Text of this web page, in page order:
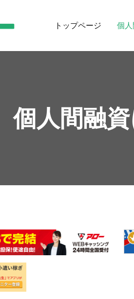
【公式】個人間融資掲示板
レンタルマネーは、個人間融資のため
トップページ 個
個人間融